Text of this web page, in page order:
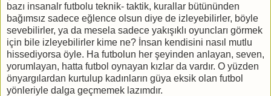
bazı insanalr futbolu teknik- taktik, kurallar bütününden
bağımsız sadece eğlence olsun diye de izleyebilirler, böyle
sevebilirler, ya da mesela sadece yakışıklı oyuncları görmek
için bile izleyebilirler kime ne? İnsan kendisini nasıl mutlu
hissediyorsa öyle. Ha futbolun her şeyinden anlayan, seven,
yorumlayan, hatta futbol oynayan kızlar da vardır. O yüzden
önyargılardan kurtulup kadınların güya eksik olan futbol
yönleriyle dalga geçmemek lazımdır.